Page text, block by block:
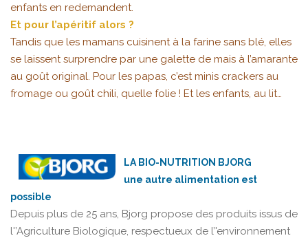
enfants en redemandent.
Et pour l’apéritif alors ?
Tandis que les mamans cuisinent à la farine sans blé, elles
se laissent surprendre par une galette de mais à l’amarante
au goût original. Pour les papas, c’est minis crackers au
fromage ou goût chili, quelle folie ! Et les enfants, au lit…
LA BIO-NUTRITION BJORG
une autre alimentation est
possible
Depuis plus de 25 ans, Bjorg propose des produits issus de
l'’Agriculture Biologique, respectueux de l’'environnement